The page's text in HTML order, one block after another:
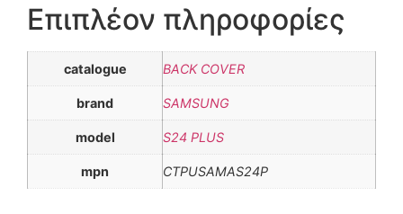
Επιπλέον πληροφορίες
catalogue BACK COVER
brand SAMSUNG
model S24 PLUS
mpn CTPUSAMAS24P